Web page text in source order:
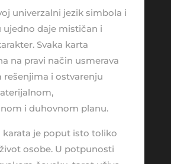
univerzalni jezik simbola i
ujedno daje mističan i
Svaka karta
na pravi način usmerava
rešenjima i ostvarenju
i duhovnom planu.
karata je poput isto toliko
osobe. U potpunosti